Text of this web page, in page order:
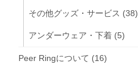
その他グッズ・サービス (38)
アンダーウェア・下着 (5)
Peer Ringについて (16)